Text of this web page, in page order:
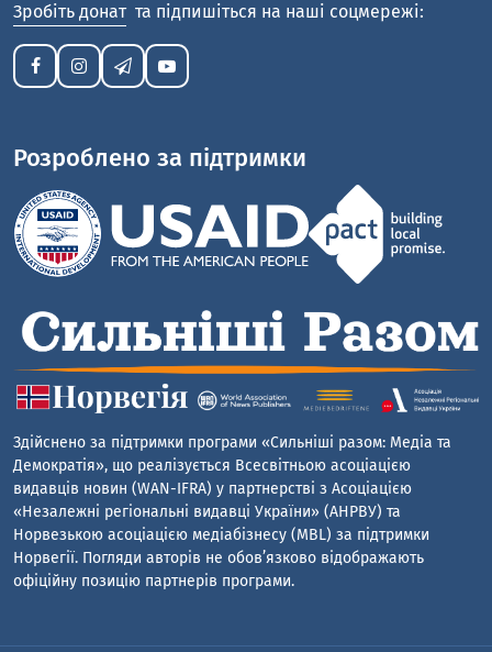
Зробіть донат та підпишіться на наші соцмережі:
Розроблено за підтримки
Здійснено за підтримки програми «Сильніші разом: Медіа та
Демократія», що реалізується Всесвітньою асоціацією
видавців новин (WAN-IFRA) у партнерстві з Асоціацією
«Незалежні регіональні видавці України» (АНРВУ) та
Норвезькою асоціацією медіабізнесу (MBL) за підтримки
Норвегії. Погляди авторів не обов’язково відображають
офіційну позицію партнерів програми.